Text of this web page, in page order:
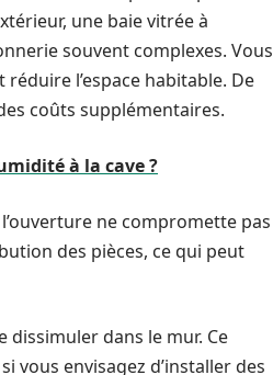
une baie vitrée à
souvent complexes. Vous
l’espace habitable. De
coûts supplémentaires.
à la cave ?
ne compromette pas
des pièces, ce qui peut
dissimuler dans le mur. Ce
vous envisagez d’installer des